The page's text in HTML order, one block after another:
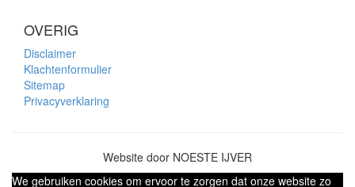
OVERIG
Disclaimer
Klachtenformulier
Sitemap
Privacyverklaring
Website door NOESTE IJVER
We gebruiken cookies om ervoor te zorgen dat onze website zo